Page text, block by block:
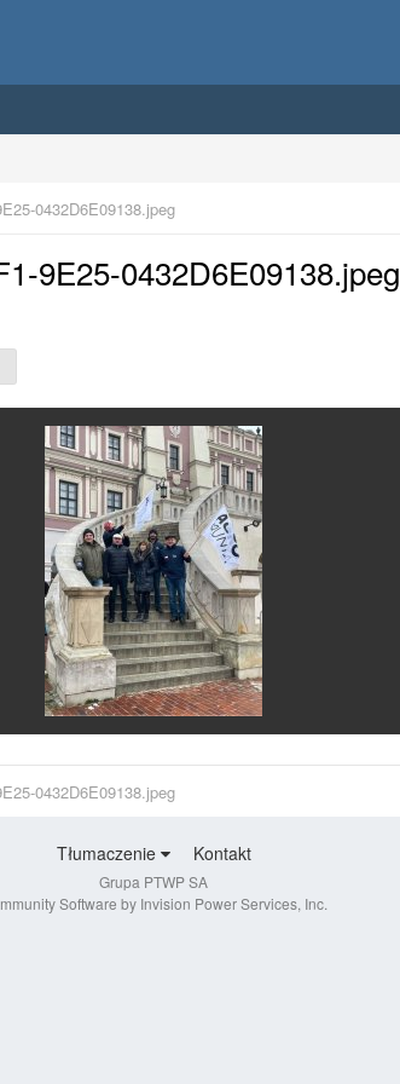
0432D6E09138.jpeg
9E25-0432D6E09138.jpeg
0432D6E09138.jpeg
Tłumaczenie Kontakt
Grupa PTWP SA
Software by Invision Power Services, Inc.